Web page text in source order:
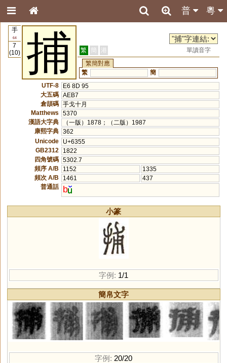
粵
普
手
64
7
(10)
捕 繁 簡 港
單讀音字
繁簡對應
繁
簡
UTF-8
E6 8D 95
大五碼 AEB7
倉頡碼 手戈十月
Matthews
5370
漢語大字典
（一版）1878；（二版）1987
康熙字典 362
Unicode
U+6355
GB2312
1822
四角號碼 5302.7
頻序 A/B
1152
1335
頻次 A/B
1461
437
普通話
b
小篆
字例: 1/1
簡帛文字
字例: 20/20